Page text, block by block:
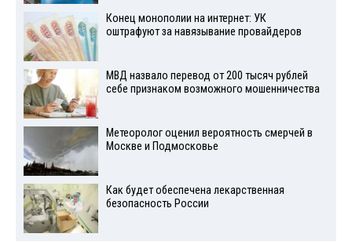
Конец монополии на интернет: УК
оштрафуют за навязывание провайдеров
МВД назвало перевод от 200 тысяч рублей
себе признаком возможного мошенничества
Метеоролог оценил вероятность смерчей в
Москве и Подмосковье
Как будет обеспечена лекарственная
безопасность России